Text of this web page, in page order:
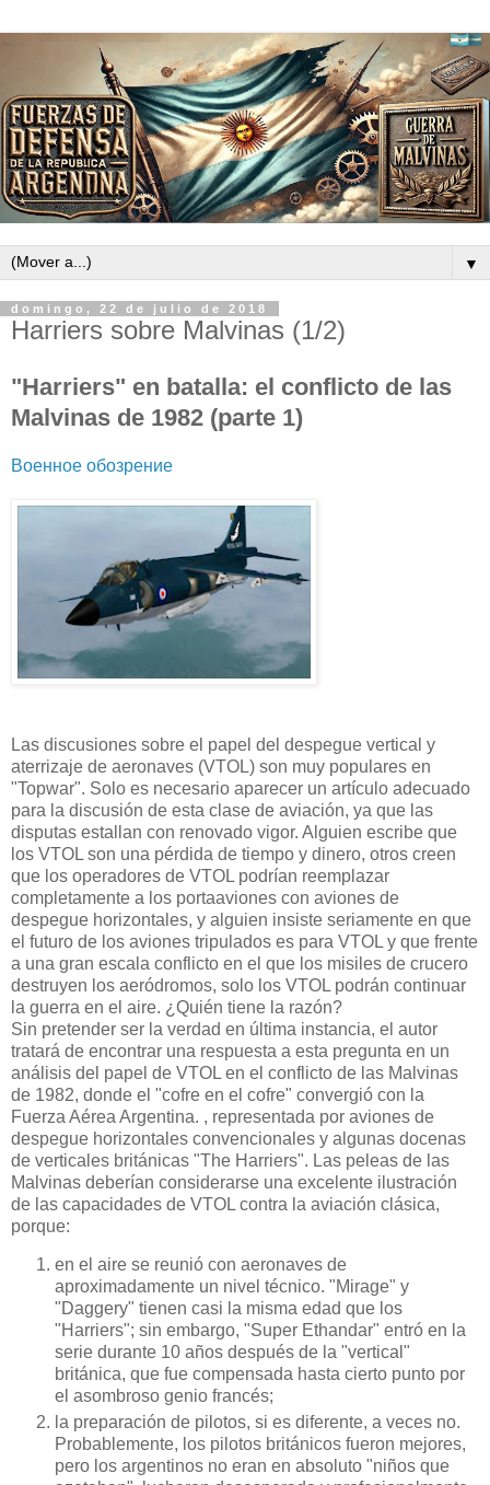
▼
domingo, 22 de julio de 2018
Harriers sobre Malvinas (1/2)
"Harriers" en batalla: el conflicto de las
Malvinas de 1982 (parte 1)
Военное обозрение
Las discusiones sobre el papel del despegue vertical y
aterrizaje de aeronaves (VTOL) son muy populares en
"Topwar". Solo es necesario aparecer un artículo adecuado
para la discusión de esta clase de aviación, ya que las
disputas estallan con renovado vigor. Alguien escribe que
los VTOL son una pérdida de tiempo y dinero, otros creen
que los operadores de VTOL podrían reemplazar
completamente a los portaaviones con aviones de
despegue horizontales, y alguien insiste seriamente en que
el futuro de los aviones tripulados es para VTOL y que frente
a una gran escala conflicto en el que los misiles de crucero
destruyen los aeródromos, solo los VTOL podrán continuar
la guerra en el aire. ¿Quién tiene la razón?
Sin pretender ser la verdad en última instancia, el autor
tratará de encontrar una respuesta a esta pregunta en un
análisis del papel de VTOL en el conflicto de las Malvinas
de 1982, donde el "cofre en el cofre" convergió con la
Fuerza Aérea Argentina. , representada por aviones de
despegue horizontales convencionales y algunas docenas
de verticales británicas "The Harriers". Las peleas de las
Malvinas deberían considerarse una excelente ilustración
de las capacidades de VTOL contra la aviación clásica,
porque:
en el aire se reunió con aeronaves de
aproximadamente un nivel técnico. "Mirage" y
"Daggery" tienen casi la misma edad que los
"Harriers"; sin embargo, "Super Ethandar" entró en la
serie durante 10 años después de la "vertical"
británica, que fue compensada hasta cierto punto por
el asombroso genio francés;
la preparación de pilotos, si es diferente, a veces no.
Probablemente, los pilotos británicos fueron mejores,
pero los argentinos no eran en absoluto "niños que